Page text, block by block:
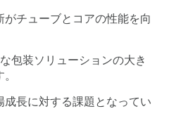
チューブとコアの性能を向
包装ソリューションの大き
長に対する課題となってい